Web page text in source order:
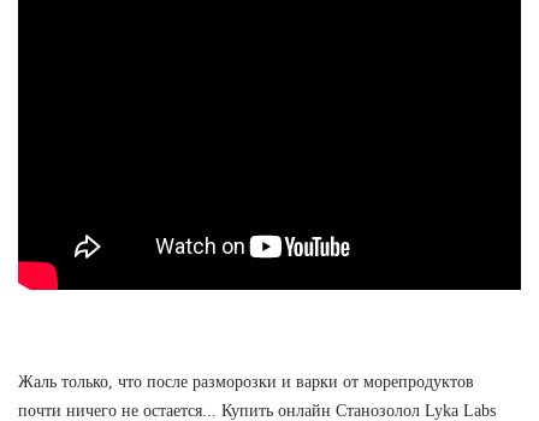
Жаль только, что после разморозки и варки от морепродуктов
почти ничего не остается... Купить онлайн Станозолол Lyka Labs